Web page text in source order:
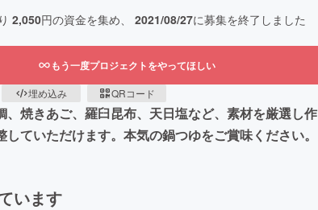
2,050円の資金を集め、 2021/08/27に募集を終了しました
もう一度プロジェクトをやってほしい
埋め込み QRコード
焼きあご、羅臼昆布、天日塩など、素材を厳選し
ていただけます。本気の鍋つゆをご賞味ください。
います